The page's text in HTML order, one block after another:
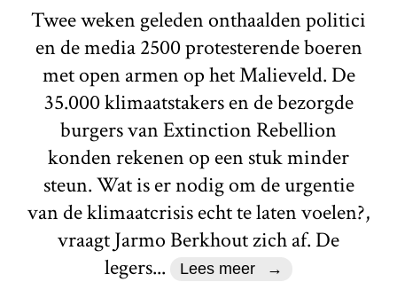
Twee weken geleden onthaalden politici
en de media 2500 protesterende boeren
met open armen op het Malieveld. De
35.000 klimaatstakers en de bezorgde
burgers van Extinction Rebellion
konden rekenen op een stuk minder
steun. Wat is er nodig om de urgentie
van de klimaatcrisis echt te laten voelen?,
vraagt Jarmo Berkhout zich af. De
legers...
Lees meer